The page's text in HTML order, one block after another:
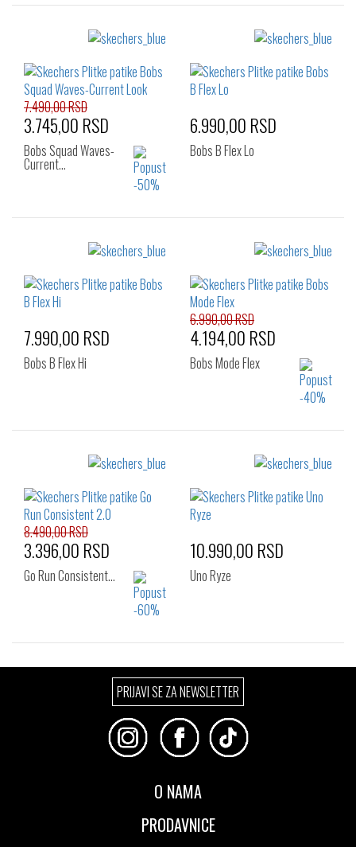
Izaberi željeni broj:
36 37
37.5
38
38.5
39
40
Izaberi željeni broj:
Izaberi željeni broj:
40
41
7.490,00 RSD
3.745,00 RSD
Bobs Squad Waves-
Current…
Izaberi željeni broj:
6.990,00 RSD
Bobs B Flex Lo
Izaberi željeni broj:
36 37
37.5
38
38.5
39.5
7.990,00 RSD
Bobs B Flex Hi
Izaberi željeni broj:
36 37
38
6.990,00 RSD
4.194,00 RSD
Bobs Mode Flex
Izaberi željeni broj:
8.490,00 RSD
3.396,00 RSD
Go Run Consistent…
Izaberi željeni broj:
36
38
40
10.990,00 RSD
Uno Ryze
PRIJAVI SE ZA NEWSLETTER
O NAMA
PRODAVNICE